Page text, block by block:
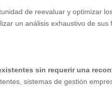
de reevaluar y optimizar
un análisis exhaustivo de sus
sin requerir una
sistemas de gestión